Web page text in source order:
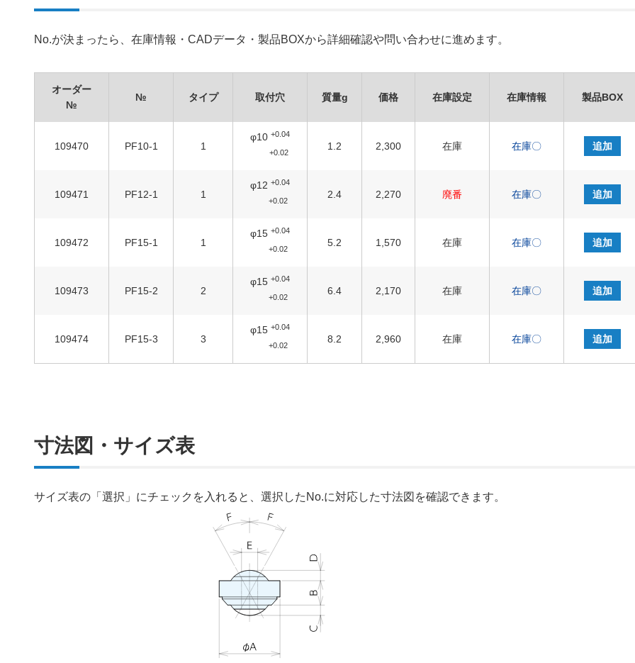
No.が決まったら、在庫情報・CADデータ・製品BOXから詳細確認や問い合わせに進めます。
オーダー
№
№ タイプ 取付穴 質量g 価格 在庫設定 在庫情報 製品BOX
109470 PF10-1 1
φ10+0.04
+0.02
1.2 2,300 在庫 在庫〇 追加
109471 PF12-1 1
φ12+0.04
+0.02
2.4 2,270 廃番 在庫〇 追加
109472 PF15-1 1
φ15+0.04
+0.02
5.2 1,570 在庫 在庫〇 追加
109473 PF15-2 2
φ15+0.04
+0.02
6.4 2,170 在庫 在庫〇 追加
109474 PF15-3 3
φ15+0.04
+0.02
8.2 2,960 在庫 在庫〇 追加
寸法図・サイズ表
サイズ表の「選択」にチェックを入れると、選択したNo.に対応した寸法図を確認できます。